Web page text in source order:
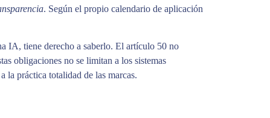
. Según el propio calendario de aplicación
IA, tiene derecho a saberlo. El artículo 50 no
obligaciones no se limitan a los sistemas
la práctica totalidad de las marcas.